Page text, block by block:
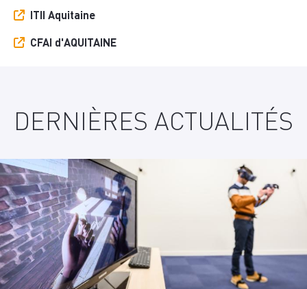
ITII Aquitaine
CFAI d'AQUITAINE
DERNIÈRES ACTUALITÉS